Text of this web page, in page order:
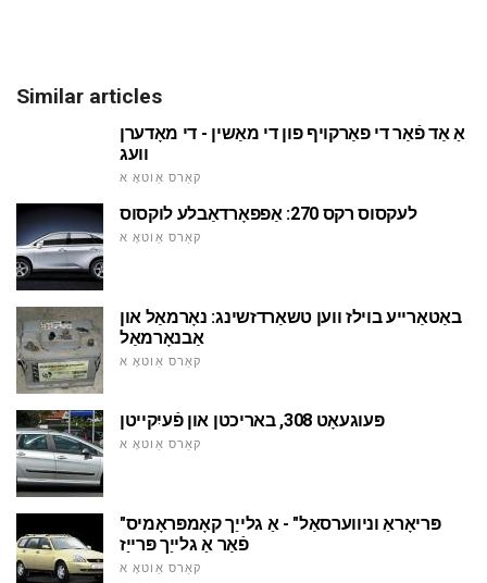
Similar articles
אַ אַד פֿאַר די פאַרקויף פון די מאַשין - די מאָדערן
וועג
קאַרס אַוטאָ א
לעקסוס רקס 270: אַפפאָרדאַבלע לוקסוס
קאַרס אַוטאָ א
באַטאַרייע בוילז ווען טשאַרדזשינג: נאָרמאַל און
אַבנאָרמאַל
קאַרס אַוטאָ א
פּעוגעאָט 308, באריכטן און פֿעיִקייטן
קאַרס אַוטאָ א
"פּריאָראַ וניווערסאַל" - אַ גלייַך קאָמפּראָמיס
פֿאַר אַ גלייַך פּרייַז
קאַרס אַוטאָ א